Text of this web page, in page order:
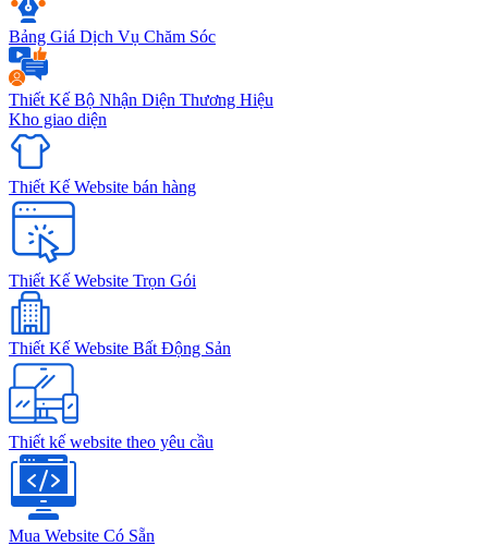
Bảng Giá Dịch Vụ Chăm Sóc
Thiết Kế Bộ Nhận Diện Thương Hiệu
Kho giao diện
Thiết Kế Website bán hàng
Thiết Kế Website Trọn Gói
Thiết Kế Website Bất Động Sản
Thiết kế website theo yêu cầu
Mua Website Có Sẵn